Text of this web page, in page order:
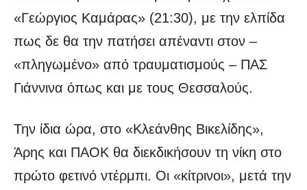
«Γεώργιος Καμάρας» (21:30), με την ελπίδα
πως δε θα την πατήσει απέναντι στον –
«πληγωμένο» από τραυματισμούς – ΠΑΣ
Γιάννινα όπως και με τους Θεσσαλούς.
Την ίδια ώρα, στο «Κλεάνθης Βικελίδης»,
Άρης και ΠΑΟΚ θα διεκδικήσουν τη νίκη στο
πρώτο φετινό ντέρμπι. Οι «κίτρινοι», μετά την